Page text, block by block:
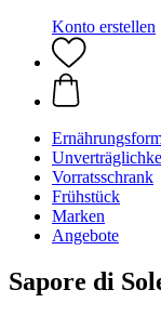
Konto erstellen
Vorratsschrank
Frühstück
Marken
Angebote
Sapore di